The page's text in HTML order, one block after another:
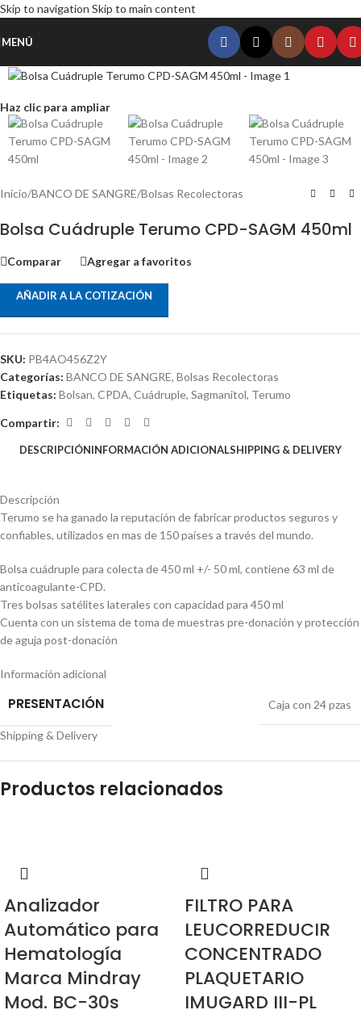
Skip to navigation Skip to main content
MENÚ
Haz clic para ampliar
Inicio/BANCO DE SANGRE/Bolsas Recolectoras
Bolsa Cuádruple Terumo CPD-SAGM 450ml
Comparar Agregar a favoritos
AÑADIR A LA COTIZACIÓN
SKU: PB4AO456Z2Y
Categorías: BANCO DE SANGRE, Bolsas Recolectoras
Etiquetas: Bolsan, CPDA, Cuádruple, Sagmanitol, Terumo
Compartir:
DESCRIPCIÓNINFORMACIÓN ADICIONALSHIPPING & DELIVERY
Descripción
Terumo se ha ganado la reputación de fabricar productos seguros y
confiables, utilizados en mas de 150 países a través del mundo.
Bolsa cuádruple para colecta de 450 ml +/- 50 ml, contiene 63 ml de
anticoagulante-CPD.
Tres bolsas satélites laterales con capacidad para 450 ml
Cuenta con un sistema de toma de muestras pre-donación y protección
de aguja post-donación
Información adicional
PRESENTACIÓN Caja con 24 pzas
Shipping & Delivery
Productos relacionados
Analizador
Automático para
Hematología
Marca Mindray
Mod. BC-30s
FILTRO PARA
LEUCORREDUCIR
CONCENTRADO
PLAQUETARIO
IMUGARD III-PL